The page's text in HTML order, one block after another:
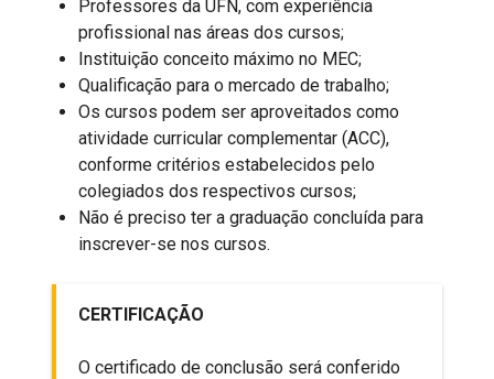
Professores da UFN, com experiência
profissional nas áreas dos cursos;
Instituição conceito máximo no MEC;
Qualificação para o mercado de trabalho;
Os cursos podem ser aproveitados como
atividade curricular complementar (ACC),
conforme critérios estabelecidos pelo
colegiados dos respectivos cursos;
Não é preciso ter a graduação concluída para
inscrever-se nos cursos.
CERTIFICAÇÃO
O certificado de conclusão será conferido